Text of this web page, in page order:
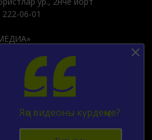
06-01
«cookie»для персонализации
сайтом. Использование
браузера.
Яңа видеоны күрдеңме?